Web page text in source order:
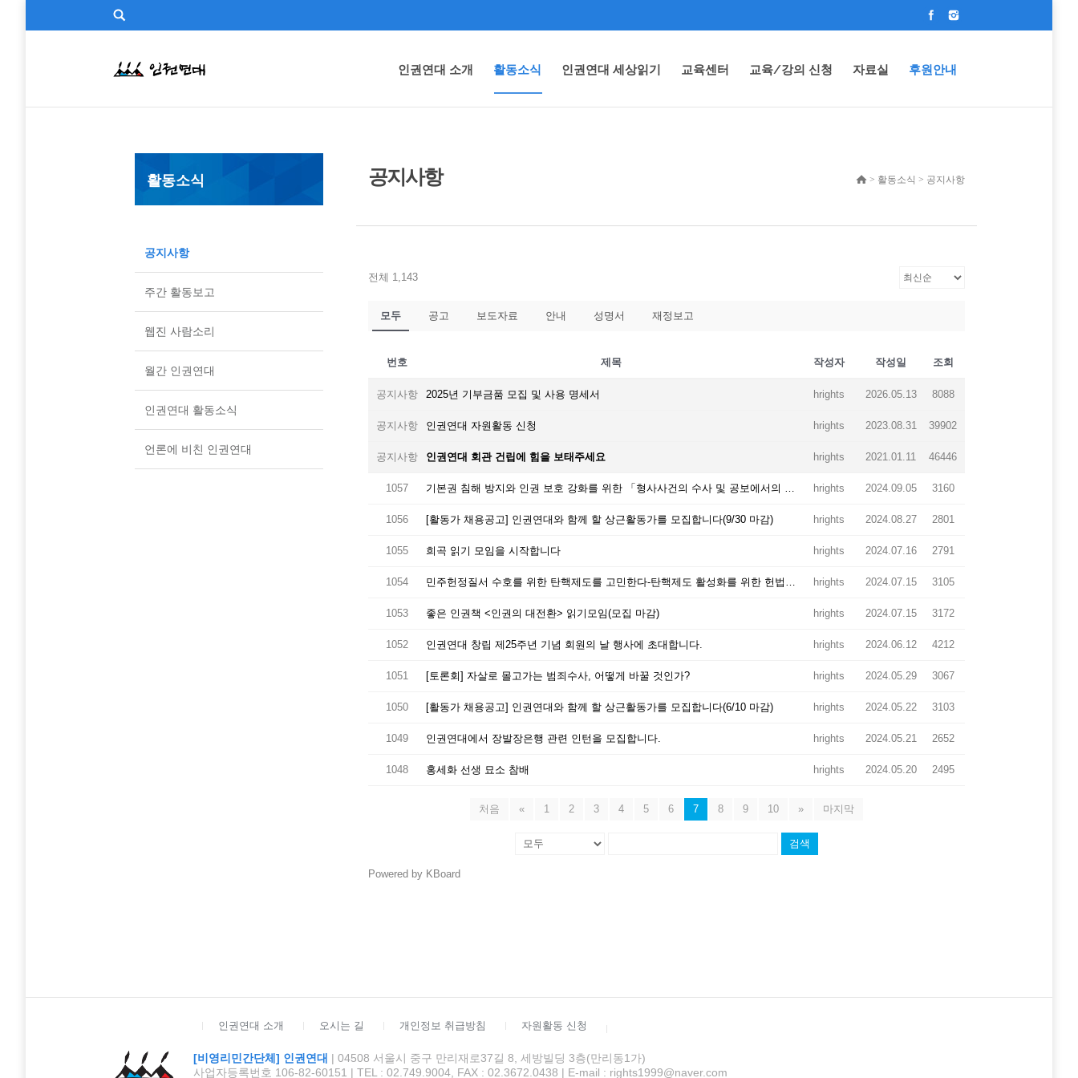
인권연대 소개 활동소식 인권연대 세상읽기 교육센터 교육/강의 신청 자료실 후원안내
활동소식
공지사항
주간 활동보고
웹진 사람소리
월간 인권연대
인권연대 활동소식
언론에 비친 인권연대
공지사항 > 활동소식 > 공지사항
전체 1,143
모두 공고 보도자료 안내 성명서 재정보고
번호 제목 작성자 작성일 조회
공지사항 2025년 기부금품 모집 및 사용 명세서 hrights 2026.05.13 8088
공지사항 인권연대 자원활동 신청 hrights 2023.08.31 39902
공지사항 인권연대 회관 건립에 힘을 보태주세요 hrights 2021.01.11 46446
1057 기본권 침해 방지와 인권 보호 강화를 위한 「형사사건의 수사 및 공보에서의 인권 보호에 관한 법률안」 일명 '이선균법' 제정안 발의 공동기자회견 hrights 2024.09.05 3160
1056 [활동가 채용공고] 인권연대와 함께 할 상근활동가를 모집합니다(9/30 마감) hrights 2024.08.27 2801
1055 희곡 읽기 모임을 시작합니다 hrights 2024.07.16 2791
1054 민주헌정질서 수호를 위한 탄핵제도를 고민한다-탄핵제도 활성화를 위한 헌법재판소의 역할 관련 전문가 토론회 hrights 2024.07.15 3105
1053 좋은 인권책 <인권의 대전환> 읽기모임(모집 마감) hrights 2024.07.15 3172
1052 인권연대 창립 제25주년 기념 회원의 날 행사에 초대합니다. hrights 2024.06.12 4212
1051 [토론회] 자살로 몰고가는 범죄수사, 어떻게 바꿀 것인가? hrights 2024.05.29 3067
1050 [활동가 채용공고] 인권연대와 함께 할 상근활동가를 모집합니다(6/10 마감) hrights 2024.05.22 3103
1049 인권연대에서 장발장은행 관련 인턴을 모집합니다. hrights 2024.05.21 2652
1048 홍세화 선생 묘소 참배 hrights 2024.05.20 2495
처음 « 1 2 3 4 5 6 7 8 9 10 » 마지막
검색
Powered by KBoard
인권연대 소개 오시는 길 개인정보 취급방침 자원활동 신청
[비영리민간단체] 인권연대 | 04508 서울시 중구 만리재로37길 8, 세방빌딩 3층(만리동1가)
사업자등록번호 106-82-60151 | TEL : 02.749.9004, FAX : 02.3672.0438 | E-mail : rights1999@naver.com